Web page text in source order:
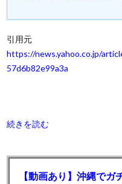
引用元
https://news.yahoo.co.jp/
57d6b82e99a3a
続きを読む
【動画あり】沖縄で